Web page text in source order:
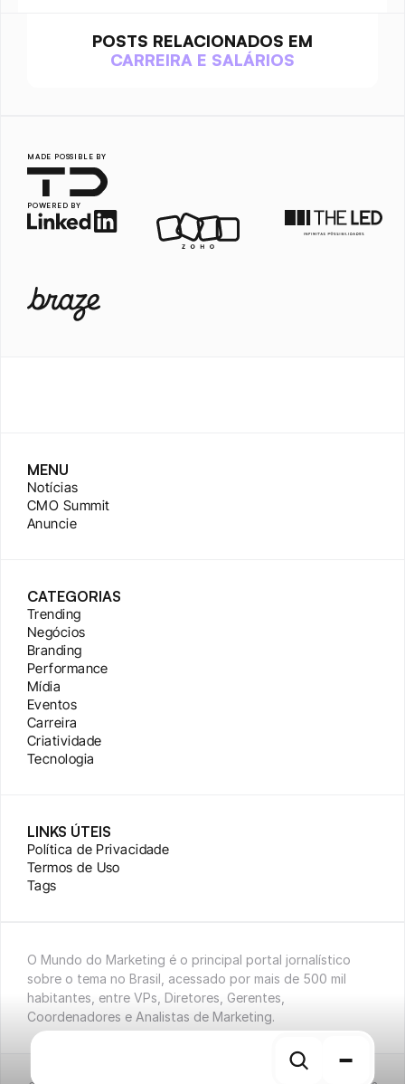
POSTS RELACIONADOS EM
CARREIRA E SALÁRIOS
MADE POSSIBLE BY
POWERED BY
MENU
Notícias
CMO Summit
Anuncie
CATEGORIAS
Trending
Negócios
Branding
Performance
Mídia
Eventos
Carreira
Criatividade
Tecnologia
LINKS ÚTEIS
Política de Privacidade
Termos de Uso
Tags
O Mundo do Marketing é o principal portal jornalístico
sobre o tema no Brasil, acessado por mais de 500 mil
habitantes, entre VPs, Diretores, Gerentes,
Coordenadores e Analistas de Marketing.